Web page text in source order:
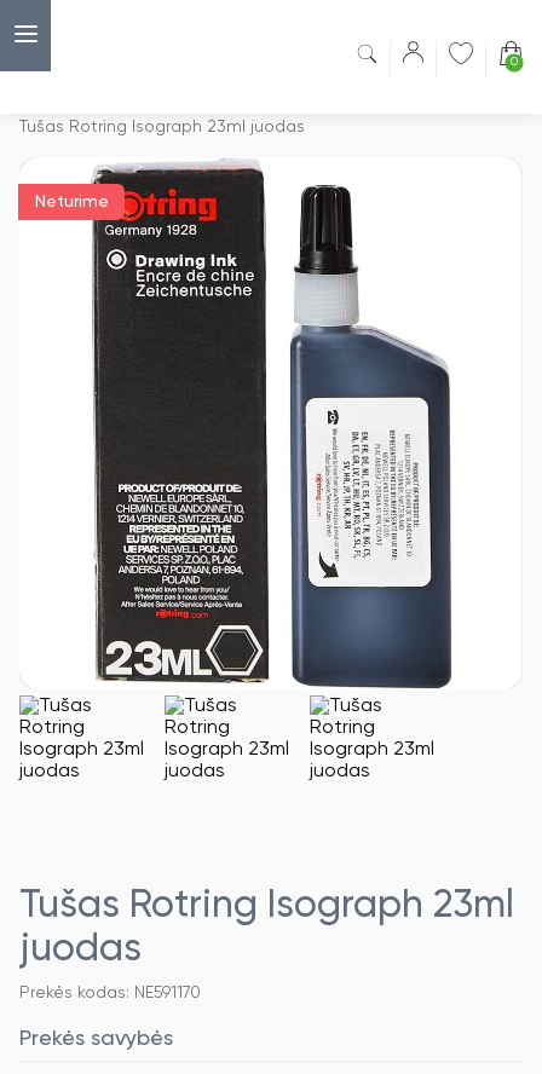
0
Tušas Rotring Isograph 23ml juodas
Neturime
Tušas Rotring Isograph 23ml
juodas
Prekės kodas: NE591170
Prekės savybės